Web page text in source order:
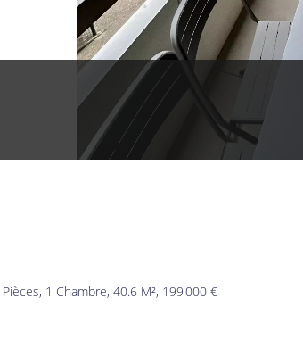
1 Chambre, 40.6 M², 199 000 €